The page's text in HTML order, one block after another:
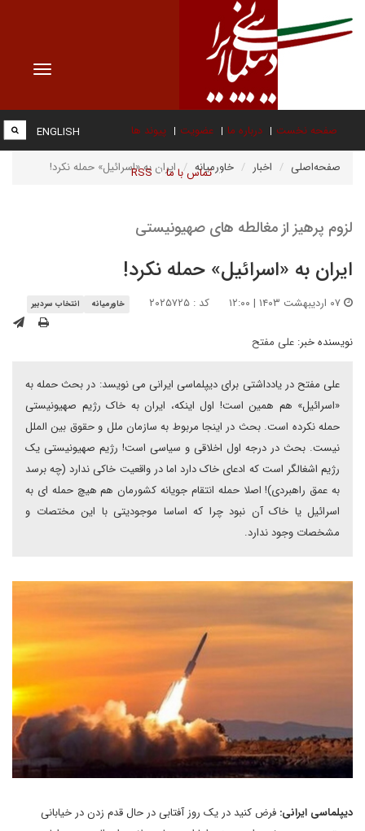
Toggle
صفحه نخست درباره ما عضویت پیوند ها
تماس با ما RSS
ENGLISH
صفحه‌اصلی اخبار خاورمیانه ایران به «اسرائیل» حمله نکرد!
لزوم پرهیز از مغالطه های صهیونیستی
ایران به «اسرائیل» حمله نکرد!
کد : ۲۰۲۵۷۲۵ خاورمیانه انتخاب سردبیر
نویسنده خبر: علی مفتح
علی مفتح در یادداشتی برای دیپلماسی ایرانی می نویسد: در بحث حمله به
«اسرائیل» هم همین است! اول اینکه، ایران به خاک رژیم صهیونیستی
حمله نکرده است. بحث در اینجا مربوط به سازمان ملل و حقوق بین الملل
نیست. بحث در درجه اول اخلاقی و سیاسی است! رژیم صهیونیستی یک
رژیم اشغالگر است که ادعای خاک دارد اما در واقعیت خاکی ندارد (چه برسد
به عمق راهبردی)! اصلا حمله انتقام جویانه کشورمان هم هیچ حمله ای به
اسرائیل یا خاک آن نبود چرا که اساسا موجودیتی با این مختصات و
مشخصات وجود ندارد.
دیپلماسی ایرانی: فرض کنید در یک روز آفتابی در حال قدم زدن در خیابانی